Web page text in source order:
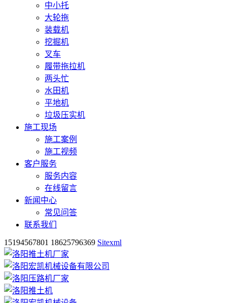
中小托
大轮拖
装载机
挖掘机
叉车
履带拖拉机
两头忙
水田机
平地机
垃圾压实机
施工现场
施工案例
施工视频
客户服务
服务内容
在线留言
新闻中心
常见问答
联系我们
15194567801 18625796369 Sitexml